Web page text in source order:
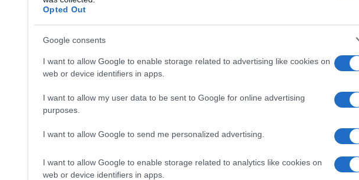
Opted Out
Google consents
I want to allow Google to enable storage related to advertising like cookies on
web or device identifiers in apps.
I want to allow my user data to be sent to Google for online advertising
purposes.
I want to allow Google to send me personalized advertising.
I want to allow Google to enable storage related to analytics like cookies on
web or device identifiers in apps.
v smehu.